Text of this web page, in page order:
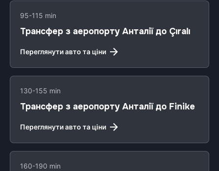
95-115 min
Трансфер з аеропорту Анталії до Çıralı
Переглянути авто та ціни
130-155 min
Трансфер з аеропорту Анталії до Finike
Переглянути авто та ціни
160-190 min